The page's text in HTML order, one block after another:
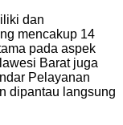
dan
mencakup 14
pada aspek
Barat juga
Pelayanan
dipantau langsung